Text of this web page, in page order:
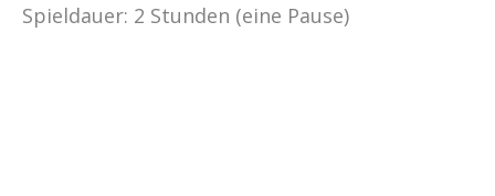
Spieldauer: 2 Stunden (eine Pause)